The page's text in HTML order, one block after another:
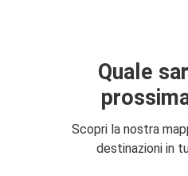
Quale
Scopri la nostra
destinazioni in